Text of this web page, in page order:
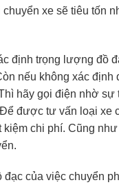
xe sẽ tiêu tốn
định trọng lượng đồ
nếu không xác
hãy gọi điện nhờ
được tư vấn loại xe
kiệm chi phí. Cũng
của việc chuyển